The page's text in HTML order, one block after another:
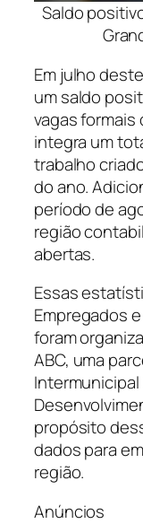
Saldo
Em julho
um saldo
vagas formais
integra um
trabalho
do ano.
período de
região
abertas.
Essas
Empregados
foram
ABC, uma
Intermunicipal
propósito
dados para
região.
Anúncios